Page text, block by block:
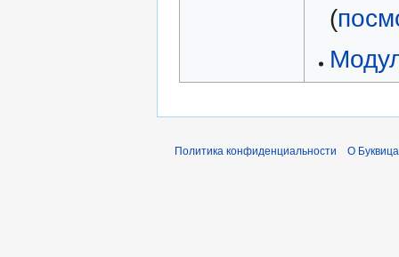
(
Политика конфиденциальности О Буквица